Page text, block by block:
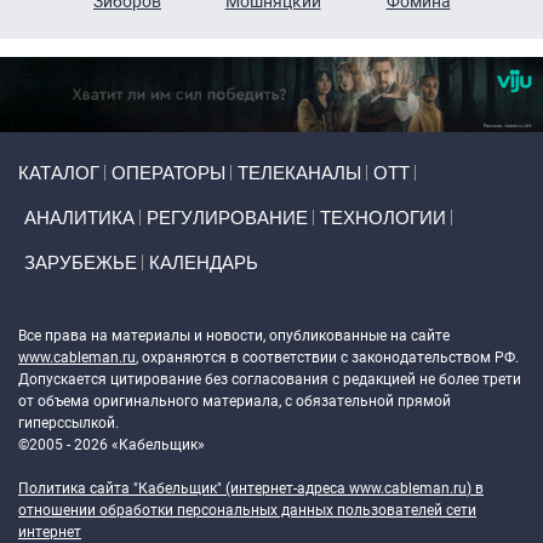
КАТАЛОГ ОПЕРАТОРЫ ТЕЛЕКАНАЛЫ ОТТ
АНАЛИТИКА РЕГУЛИРОВАНИЕ ТЕХНОЛОГИИ
ЗАРУБЕЖЬЕ КАЛЕНДАРЬ
Все права на материалы и новости, опубликованные на сайте
www.cableman.ru, охраняются в соответствии с законодательством РФ.
Допускается цитирование без согласования с редакцией не более трети
от объема оригинального материала, с обязательной прямой
гиперссылкой.
©2005 - 2026 «Кабельщик»
Политика сайта "Кабельщик" (интернет-адреса www.cableman.ru) в
отношении обработки персональных данных пользователей сети
интернет